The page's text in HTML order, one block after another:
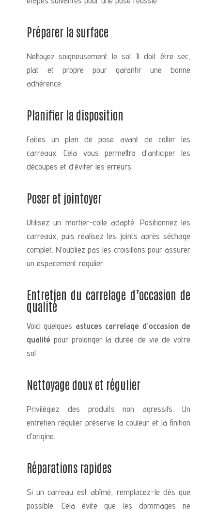
Préparer la surface
Nettoyez soigneusement le sol. Il doit être sec,
plat et propre pour garantir une bonne
adhérence.
Planifier la disposition
Faites un plan de pose avant de coller les
carreaux. Cela vous permettra d’anticiper les
découpes et d’éviter les erreurs.
Poser et jointoyer
Utilisez un mortier-colle adapté. Positionnez les
carreaux, puis réalisez les joints après séchage
complet. N’oubliez pas les croisillons pour assurer
un espacement régulier.
Entretien du carrelage d’occasion de
qualité
Voici quelques astuces carrelage d’occasion de
qualité pour prolonger la durée de vie de votre
sol :
Nettoyage doux et régulier
Privilégiez des produits non agressifs. Un
entretien régulier préserve la couleur et la finition
d’origine.
Réparations rapides
Si un carreau est abîmé, remplacez-le dès que
possible. Cela évite que les dommages ne